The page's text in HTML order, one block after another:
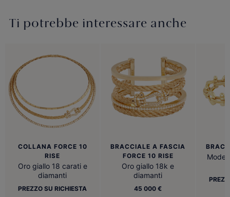
Ti potrebbe interessare anche
COLLANA FORCE 10
RISE
Oro giallo 18 carati e
diamanti
PREZZO SU RICHIESTA
BRACCIALE A FASCIA
FORCE 10 RISE
Oro giallo 18k e
diamanti
45 000 €